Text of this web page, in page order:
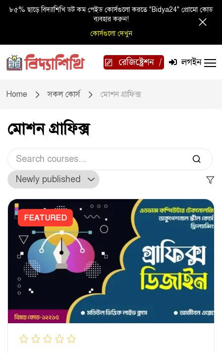
৮৫% ছাড়ে বিদ্যাশিখি ডট কম পেইড কোর্সগুলো করতে "Bidya24" প্রোমো কোড
ব্যবহার করুন!
কোর্সগুলো দেখুন
রেজিষ্ট্রেশন লগইন
Home সকল কোর্স মোশন গ্রাফিক্স
মোশন গ্রাফিক্স
FEATURED